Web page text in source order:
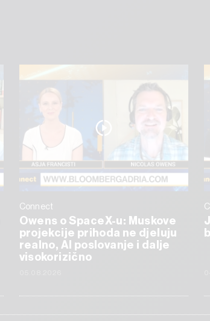
Connect
Owens o SpaceX-u: Muskove
projekcije prihoda ne djeluju
realno, AI poslovanje i dalje
visokorizično